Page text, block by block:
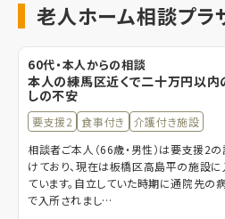
老人ホーム相談プラ
60代・本人からの相談
本人の練馬区近くで二十万円以内
しの不安
要支援2 食事付き
介護付き施設
相談者ご本人（66歳・男性）は要支援2
けており、現在は板橋区高島平の施設
ています。自立していた時期に通院先の
で入所されまし…